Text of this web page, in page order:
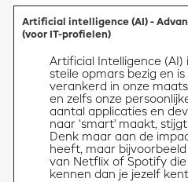
Artificial intelligence (AI) -
(voor IT-profielen)
Artificial Intelligence (AI)
steile opmars bezig en
verankerd in onze
en zelfs onze
aantal applicaties en
naar ‘smart' maakt,
Denk maar aan de
heeft, maar
van Netflix of Spotify
kennen dan je jezelf